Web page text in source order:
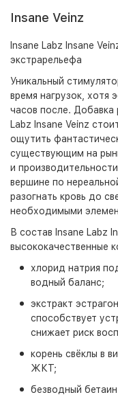
Insane Veinz
Insane Labz Insane
экстрарельефа
Уникальный
время нагрузок, хотя
часов после. Добавка
Labz Insane Veinz
ощутить
существующим на
и
вершине по
разогнать кровь до
необходимыми
В состав Insane Labz
высококачественные
хлорид натрия
водный баланс;
экстракт
способствует
снижает риск
корень свёклы в
ЖКТ;
безводный